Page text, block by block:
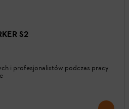
S2
i profesjonalistów podczas pracy